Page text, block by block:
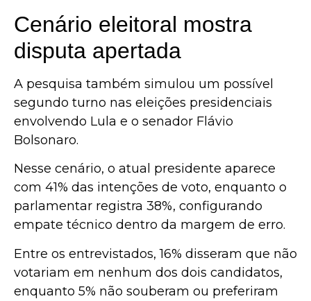
Cenário eleitoral mostra
disputa apertada
A pesquisa também simulou um possível
segundo turno nas eleições presidenciais
envolvendo Lula e o senador Flávio
Bolsonaro.
Nesse cenário, o atual presidente aparece
com 41% das intenções de voto, enquanto o
parlamentar registra 38%, configurando
empate técnico dentro da margem de erro.
Entre os entrevistados, 16% disseram que não
votariam em nenhum dos dois candidatos,
enquanto 5% não souberam ou preferiram